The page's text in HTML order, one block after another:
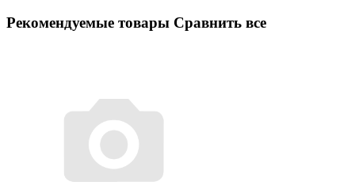
Рекомендуемые товары Сравнить все